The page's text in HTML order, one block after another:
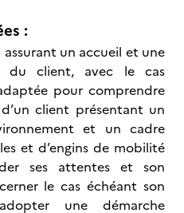
:
un accueil et une
du client, avec le cas
pour comprendre
client présentant un
et un cadre
et d’engins de mobilité
ses attentes et son
le cas échéant son
une démarche